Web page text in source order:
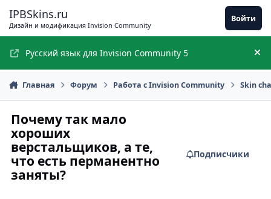
IPBSkins.ru
Дизайн и модификация Invision Community
Войти
Русский язык для Invision Community 5
Главная Форум Работа с Invision Community Skin
Почему так мало
хороших
верстальщиков, а те,
что есть перманентно
заняты?
Подписчики